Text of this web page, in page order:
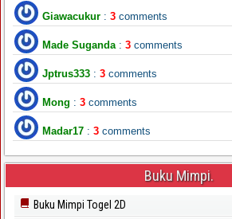
Giawacukur : 3 comments
Made Suganda : 3 comments
Jptrus333 : 3 comments
Mong : 3 comments
Madar17 : 3 comments
Buku Mimpi.
Buku Mimpi Togel 2D